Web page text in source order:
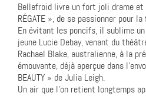
Bellefroid livre un fort joli drame et
RÉGATE », de se passionner pour
En évitant les poncifs, il sublime
jeune Lucie Debay, venant du
Rachael Blake, australienne, à la
émouvante, déjà aperçue dans
BEAUTY » de Julia Leigh.
Un air que l’on retient longtemps